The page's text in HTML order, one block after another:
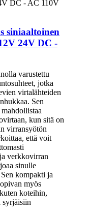
siniaaltoinen
24V DC -
varustettu
jotka
virtalähteiden
Sen
kun sitä on
virransyötön
että voit
verkkovirran
sinulle
kompakti ja
myös
koteihin,
syrjäisiin